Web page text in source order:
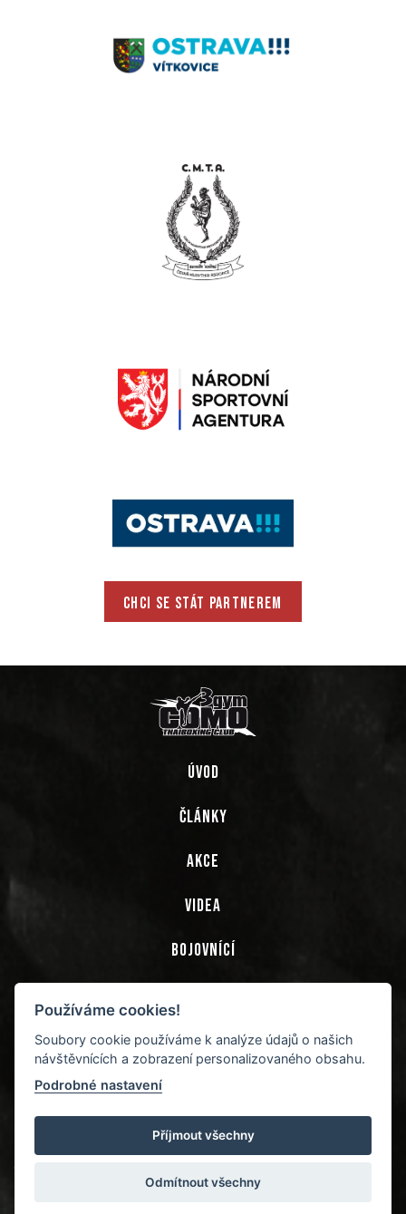
CHCI SE STÁT PARTNEREM
ÚVOD
ČLÁNKY
AKCE
VIDEA
BOJOVNÍCÍ
COMO-3 GYM
Copyright © 2026 Como-3 gym - Sportovní klub bojových sportů
- Muay-thai (Thajský box), Kickbox, Ostrava, Frýdek-Místek,
Používáme cookies!
Soubory cookie používáme k analýze údajů o našich
návštěvnících a zobrazení personalizovaného obsahu.
Podrobné nastavení
Příjmout všechny
Odmítnout všechny